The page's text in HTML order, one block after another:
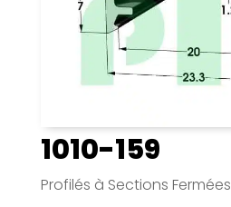
1010-159
Profilés à Sections Fermées